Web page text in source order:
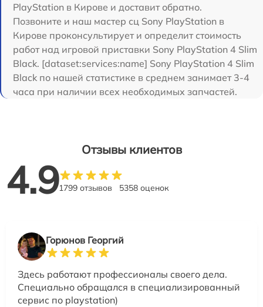
PlayStation в Кирове и доставит обратно.
Позвоните и наш мастер сц Sony PlayStation в
Кирове проконсультирует и определит стоимость
работ над игровой приставки Sony PlayStation 4 Slim
Black. [dataset:services:name] Sony PlayStation 4 Slim
Black по нашей статистике в среднем занимает 3-4
часа при наличии всех необходимых запчастей.
Отзывы клиентов
4.91799 отзывов 5358 оценок
Горюнов Георгий
Здесь работают профессионалы своего дела.
Специально обращался в специализированный
сервис по playstation)